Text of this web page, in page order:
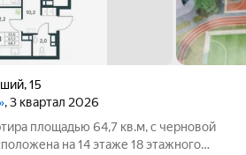
,15
, 3 квартал 2026
площадью 64,7 кв.м, с черновой
на 14 этаже 18 этажного